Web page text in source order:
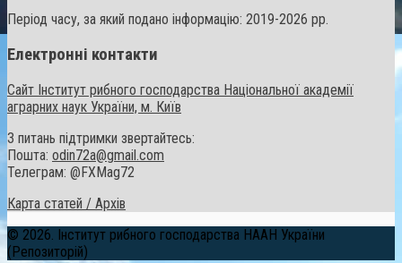
Період часу, за який подано інформацію: 2019-2026 рр.
Електронні контакти
Сайт Інститут рибного господарства Національної академії
аграрних наук України, м. Київ
З питань підтримки звертайтесь:
Пошта: odin72a@gmail.com
Телеграм: @FXMag72
Карта статей / Архів
© 2026. Інститут рибного господарства НААН України
(Репозиторій)